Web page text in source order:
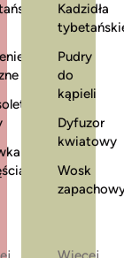
Kadzidła
Pudry
do
kąpieli
Dyfuzor
kwiatowy
Wosk